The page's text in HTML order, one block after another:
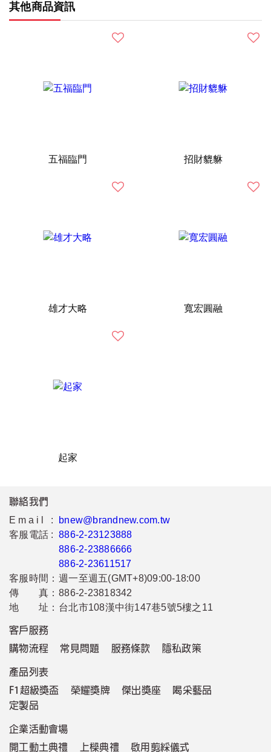
其他商品資訊
五福臨門 招財貔貅
雄才大略 寬宏圓融
起家
聯絡我們
Email :
bnew@brandnew.com.tw
客服電話 : 886-2-23123888
886-2-23886666
886-2-23611517
客服時間： 週一至週五(GMT+8)09:00-18:00
傳 真： 886-2-23818342
地 址： 台北市108漢中街147巷5號5樓之11
客戶服務
購物流程
常見問題 服務條款 隱私政策
產品列表
F1超級獎盃
榮耀獎牌 傑出獎座
喝采藝品
定製品
企業活動會場
開工動土典禮
上樑典禮 啟用剪綵儀式